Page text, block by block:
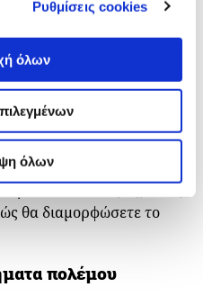
Ρυθμίσεις cookies
όλων
όλων
και περιπλέκεται από
παράγοντες.
και το πιο άμεσο
καλύτερα τις
προβλέψετε πώς μπορεί
εδώ και πέρα.
για να
συνεντεύξεις, ποιες
θα διαμορφώσετε το
πολέμου